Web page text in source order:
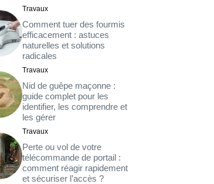
Travaux
Comment tuer des fourmis
efficacement : astuces
naturelles et solutions
radicales
Travaux
Nid de guêpe maçonne :
guide complet pour les
identifier, les comprendre et
les gérer
Travaux
Perte ou vol de votre
télécommande de portail :
comment réagir rapidement
et sécuriser l’accès ?